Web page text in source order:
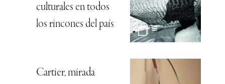
culturales en todos
los rincones del país
Cartier, mirada